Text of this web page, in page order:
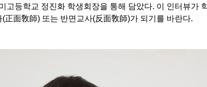
고등학교 정진화 학생회장을 통해 담았다. 이 인터뷰가
(正面敎師) 또는 반면교사(反面敎師)가 되기를 바란다.